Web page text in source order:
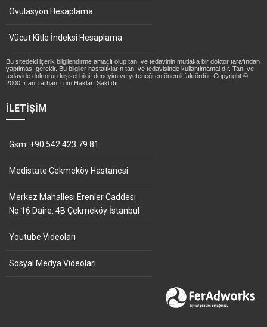
Ovulasyon Hesaplama
Vücut Kitle İndeksi Hesaplama
Bu sitedeki içerik bilgilendirme amaçlı olup tanı ve tedavinin mutlaka bir doktor tarafından
yapılması gerekir. Bu bilgiler hastalıkların tanı ve tedavisinde kullanılmamalıdır. Tanı ve
tedavide doktorun kişisel bilgi, deneyim ve yeteneği en önemli faktördür. Copyright ©
2000 İrfan Tarhan Tüm Hakları Saklıdır.
İLETIŞIM
Gsm: +90 542 423 79 81
Medistate Çekmeköy Hastanesi
Merkez Mahallesi Erenler Caddesi
No:16 Daire: 4B Çekmeköy İstanbul
Youtube Videoları
Sosyal Medya Videoları